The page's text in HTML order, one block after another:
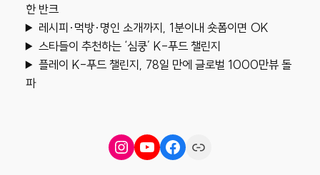
한 반크
레시피·먹방·명인 소개까지, 1분이내 숏폼이면 OK
스타들이 추천하는 ‘심쿵’ K-푸드 챌린지
플레이 K-푸드 챌린지, 78일 만에 글로벌 1000만뷰 돌
파
Instagram
YouTube
Facebook
Link